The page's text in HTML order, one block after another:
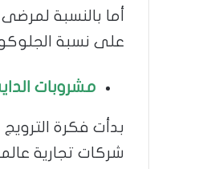
أما بالنسبة
على نسبة
مشروبات
بدأت فكرة
شركات تجارية